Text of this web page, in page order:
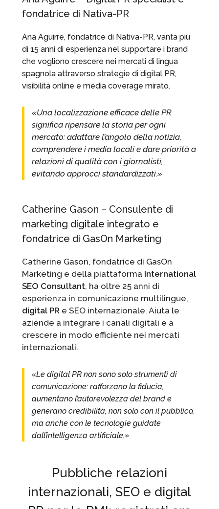
fondatrice di Nativa-PR
Ana Aguirre, fondatrice di Nativa-PR, vanta più
di 15 anni di esperienza nel supportare i brand
che vogliono crescere nei mercati di lingua
spagnola attraverso strategie di digital PR,
visibilità online e media coverage mirato.
«Una localizzazione efficace delle PR
significa ripensare la storia per ogni
mercato: adattare l’angolo della notizia,
comprendere i media locali e dare priorità a
relazioni di qualità con i giornalisti,
evitando approcci standardizzati.»
Catherine Gason – Consulente di
marketing digitale integrato e
fondatrice di GasOn Marketing
Catherine Gason, fondatrice di GasOn
Marketing e della piattaforma International
SEO Consultant, ha oltre 25 anni di
esperienza in comunicazione multilingue,
digital PR e SEO internazionale. Aiuta le
aziende a integrare i canali digitali e a
crescere in modo efficiente nei mercati
internazionali.
«Le digital PR non sono solo strumenti di
comunicazione: rafforzano la fiducia,
aumentano l’autorevolezza del brand e
generano credibilità, non solo con il pubblico,
ma anche con le tecnologie guidate
dall’intelligenza artificiale.»
Pubbliche relazioni
internazionali, SEO e digital